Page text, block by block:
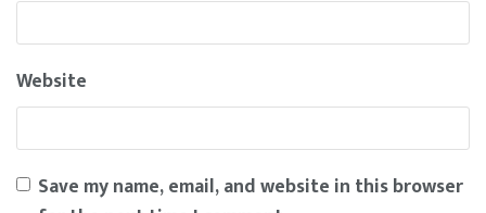
Website
Save my name, email, and website in this browser